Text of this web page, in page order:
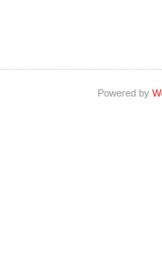
Powered by